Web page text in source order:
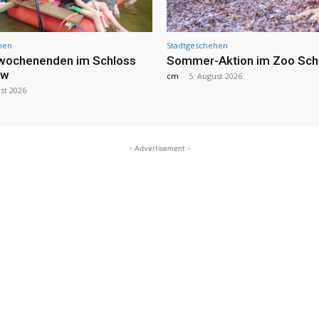
im Schloss
2026
Stadtgeschehen
Sommer-Aktion im Zoo
cm - 5. August 2026
- Advertisement -